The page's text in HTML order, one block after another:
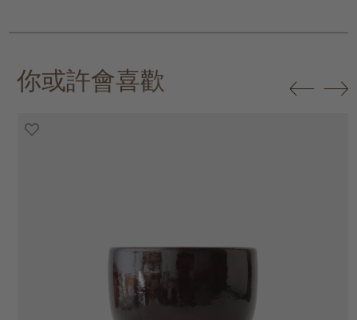
你或許會喜歡